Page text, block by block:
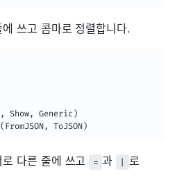
쓰고 콤마로 정렬합니다.
Show, Generic)
ToJSON)
다른 줄에 쓰고 = 과 | 로